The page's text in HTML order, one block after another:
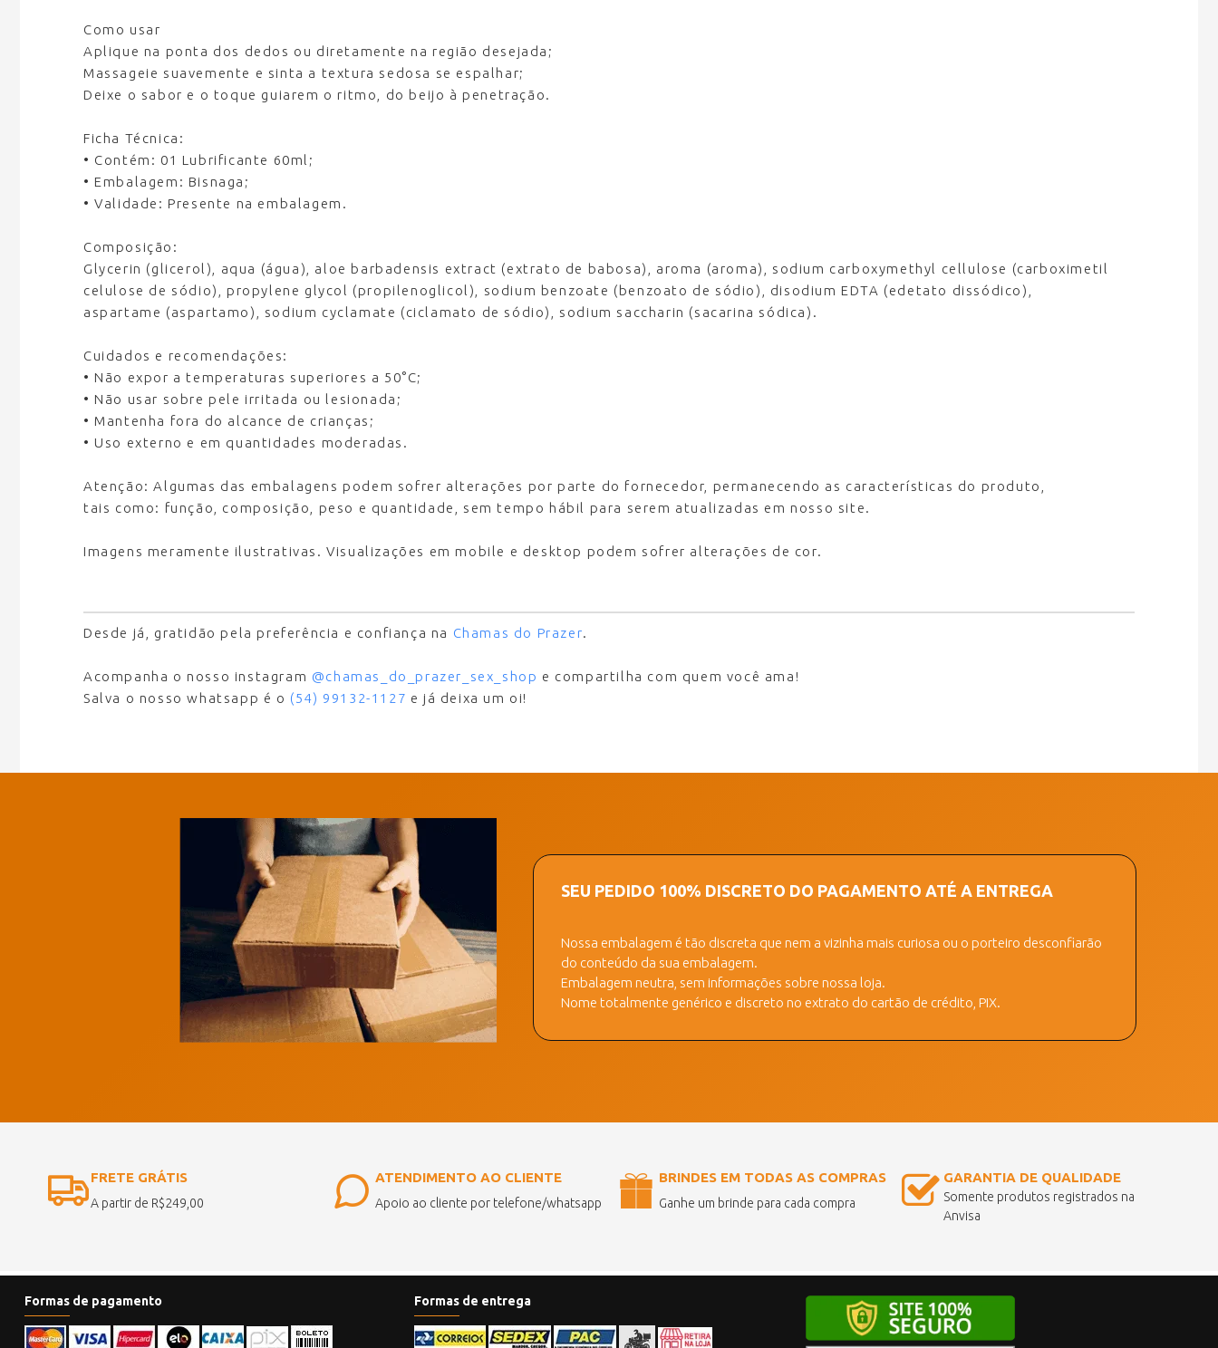
Como usar
Aplique na ponta dos dedos ou diretamente na região desejada;
Massageie suavemente e sinta a textura sedosa se espalhar;
Deixe o sabor e o toque guiarem o ritmo, do beijo à penetração.
Ficha Técnica:
• Contém: 01 Lubrificante 60ml;
• Embalagem: Bisnaga;
• Validade: Presente na embalagem.
Composição:
Glycerin (glicerol), aqua (água), aloe barbadensis extract (extrato de babosa), aroma (aroma), sodium carboxymethyl cellulose (carboximetil
celulose de sódio), propylene glycol (propilenoglicol), sodium benzoate (benzoato de sódio), disodium EDTA (edetato dissódico),
aspartame (aspartamo), sodium cyclamate (ciclamato de sódio), sodium saccharin (sacarina sódica).
Cuidados e recomendações:
• Não expor a temperaturas superiores a 50°C;
• Não usar sobre pele irritada ou lesionada;
• Mantenha fora do alcance de crianças;
• Uso externo e em quantidades moderadas.
Atenção:Algumas das embalagens podem sofrer alterações por parte do fornecedor, permanecendo as características do produto,
tais como: função, composição, peso e quantidade, sem tempo hábil para serem atualizadas em nosso site.
Imagens meramente ilustrativas. Visualizações em mobile e desktop podem sofrer alterações de cor.
Desde já, gratidão pela preferência e confiança na Chamas do Prazer.
Acompanha o nosso instagram @chamas_do_prazer_sex_shop e compartilha com quem você ama!
Salva o nosso whatsapp é o (54) 99132-1127 e já deixa um oi!
SEU PEDIDO 100% DISCRETO DO PAGAMENTO ATÉ A ENTREGA
Nossa embalagem é tão discreta que nem a vizinha mais curiosa ou o porteiro desconfiarão
do conteúdo da sua embalagem.
Embalagem neutra, sem informações sobre nossa loja.
Nome totalmente genérico e discreto no extrato do cartão de crédito, PIX.
FRETE GRÁTIS
A partir de R$249,00
ATENDIMENTO AO CLIENTE
Apoio ao cliente por telefone/whatsapp
BRINDES EM TODAS AS COMPRAS
Ganhe um brinde para cada compra
GARANTIA DE QUALIDADE
Somente produtos registrados na
Anvisa
Formas de pagamento Formas de entrega